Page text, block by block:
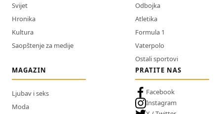
Svijet
Hronika
Kultura
Saopštenje za medije
Odbojka
Atletika
Formula 1
Vaterpolo
Ostali sportovi
MAGAZIN
Ljubav i seks
Moda
PRATITE NAS
Facebook
Instagram